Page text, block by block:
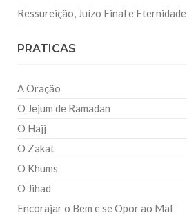
Ressureição, Juízo Final e Eternidade
PRATICAS
A Oração
O Jejum de Ramadan
O Hajj
O Zakat
O Khums
O Jihad
Encorajar o Bem e se Opor ao Mal